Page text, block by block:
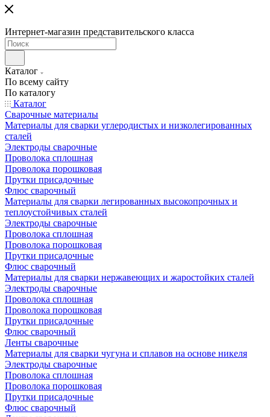
Интернет-магазин представительского класса
Каталог
По всему сайту
По каталогу
Каталог
Сварочные материалы
Материалы для сварки углеродистых и низколегированных
сталей
Электроды сварочные
Проволока сплошная
Проволока порошковая
Прутки присадочные
Флюс сварочный
Материалы для сварки легированных высокопрочных и
теплоустойчивых сталей
Электроды сварочные
Проволока сплошная
Проволока порошковая
Прутки присадочные
Флюс сварочный
Материалы для сварки нержавеющих и жаростойких сталей
Электроды сварочные
Проволока сплошная
Проволока порошковая
Прутки присадочные
Флюс сварочный
Ленты сварочные
Материалы для сварки чугуна и сплавов на основе никеля
Электроды сварочные
Проволока сплошная
Проволока порошковая
Прутки присадочные
Флюс сварочный